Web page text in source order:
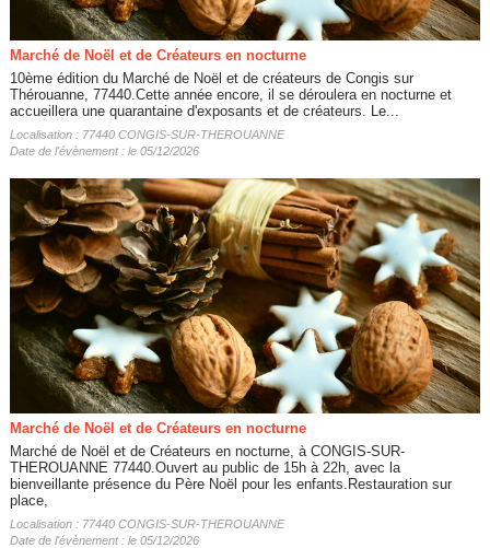
Marché de Noël et de Créateurs en nocturne
10ème édition du Marché de Noël et de créateurs de Congis sur
Thérouanne, 77440.Cette année encore, il se déroulera en nocturne et
accueillera une quarantaine d'exposants et de créateurs. Le...
Localisation : 77440 CONGIS-SUR-THEROUANNE
Date de l'évènement : le 05/12/2026
Marché de Noël et de Créateurs en nocturne
Marché de Noël et de Créateurs en nocturne, à CONGIS-SUR-
THEROUANNE 77440.Ouvert au public de 15h à 22h, avec la
bienveillante présence du Père Noël pour les enfants.Restauration sur
place,
Localisation : 77440 CONGIS-SUR-THEROUANNE
Date de l'évènement : le 05/12/2026